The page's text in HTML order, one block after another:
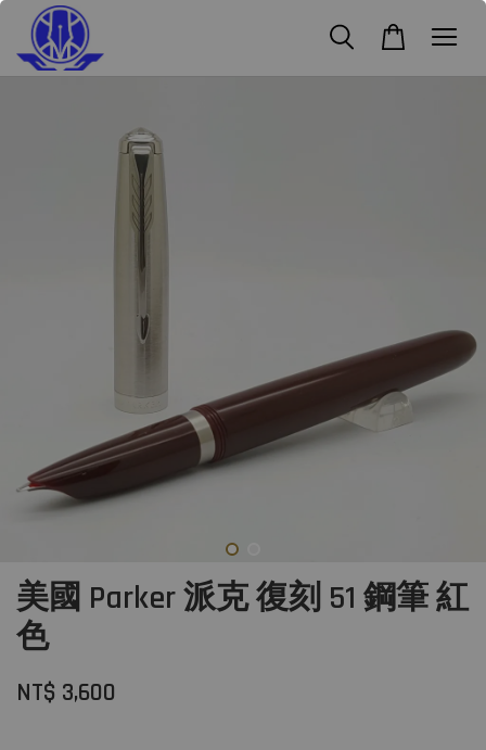
美國 Parker 派克 復刻 51 鋼筆 紅
色
NT$ 3,600